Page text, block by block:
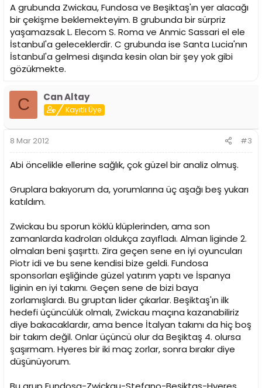
A grubunda Zwickau, Fundosa ve Beşiktaş'ın yer alacağı
bir çekişme beklemekteyim. B grubunda bir sürpriz
yaşamazsak L. Elecom S. Roma ve Anmic Sassari el ele
İstanbul'a geleceklerdir. C grubunda ise Santa Lucia'nın
İstanbul'a gelmesi dışında kesin olan bir şey yok gibi
gözükmekte.
C Can Altay
Kayıtlı Üye
8 Mar 2012 #3
Abi öncelikle ellerine sağlık, çok güzel bir analiz olmuş.
Gruplara bakıyorum da, yorumlarına üç aşağı beş yukarı
katıldım.
Zwickau bu sporun köklü klüplerinden, ama son
zamanlarda kadroları oldukça zayıfladı. Alman liginde 2.
olmaları beni şaşırttı. Zira geçen sene en iyi oyuncuları
Piotr idi ve bu sene kendisi bize geldi. Fundosa
sponsorları eşliğinde güzel yatırım yaptı ve İspanya
liginin en iyi takımı. Geçen sene de bizi baya
zorlamışlardı. Bu gruptan lider çıkarlar. Beşiktaş'ın ilk
hedefi üçüncülük olmalı, Zwickau maçına kazanabiliriz
diye bakacaklardır, ama bence İtalyan takımı da hiç boş
bir takım değil. Onlar üçüncü olur da Beşiktaş 4. olursa
şaşırmam. Hyeres bir iki maç zorlar, sonra bırakır diye
düşünüyorum.